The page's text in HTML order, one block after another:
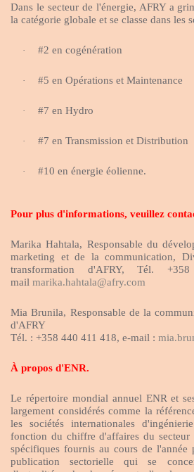
Dans le secteur de l'énergie, AFRY a
la catégorie globale et se classe dans les
· #2 en cogénération
· #5 en Opérations et Maintenance
· #7 en Hydro
· #7 en Transmission et Distribution
· #10 en énergie éolienne.
Pour plus d'informations, veuillez
Marika Hahtala, Responsable du
marketing et de la communication,
transformation d'AFRY, Tél.
mail marika.hahtala@afry.com
Mia Brunila, Responsable de la
d'AFRY
Tél. : +358 440 411 418, e-mail :
À propos d'ENR.
Le répertoire mondial annuel ENR et
largement considérés comme la
les sociétés internationales
fonction du chiffre d'affaires du secteur
spécifiques fournis au cours de l'année
publication sectorielle qui se